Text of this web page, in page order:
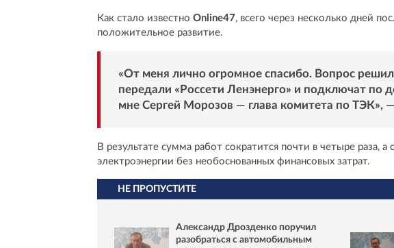
Как стало известно Online47, всего через несколько дней
положительное развитие.
«От меня лично огромное спасибо. Вопрос
передали «Россети Ленэнерго» и подключат по
мне Сергей Морозов — глава комитета по ТЭК»,
В результате сумма работ сократится почти в четыре раза,
электроэнергии без необоснованных финансовых затрат.
НЕ ПРОПУСТИТЕ
Александр Дрозденко поручил
разобраться с автомобильным